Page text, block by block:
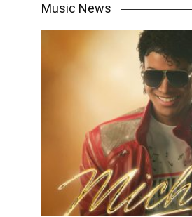
Music News